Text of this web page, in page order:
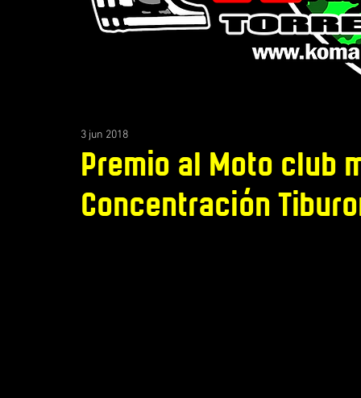
Premio al Moto club
Concentración
3 jun 2018